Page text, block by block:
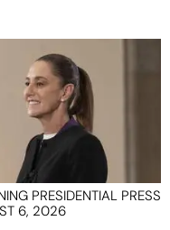
PRESIDENTIAL PRESS
6, 2026